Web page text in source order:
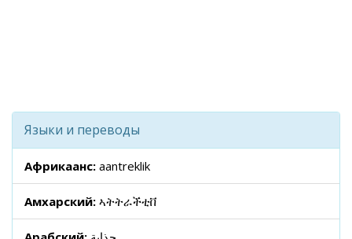
Языки и переводы
Африкаанс: aantreklik
Амхарский: ኣትትራችቲቨ